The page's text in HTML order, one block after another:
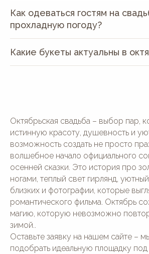
Как одеваться гостям на
прохладную погоду?
Какие букеты актуальны в
Октябрьская свадьба – выбор пар,
истинную красоту, душевность и
возможность создать не просто
волшебное начало официального
осенней сказки. Это история про
ногами, теплый свет гирлянд,
близких и фотографии, которые
романтического фильма. Октябрь
магию, которую невозможно
зимой..
Оставьте заявку на нашем сайте –
подобрать идеальную площадку под